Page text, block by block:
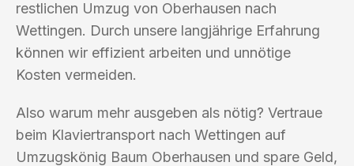
restlichen Umzug von Oberhausen nach
Wettingen. Durch unsere langjährige Erfahrung
können wir effizient arbeiten und unnötige
Kosten vermeiden.
Also warum mehr ausgeben als nötig? Vertraue
beim Klaviertransport nach Wettingen auf
Umzugskönig Baum Oberhausen und spare Geld,